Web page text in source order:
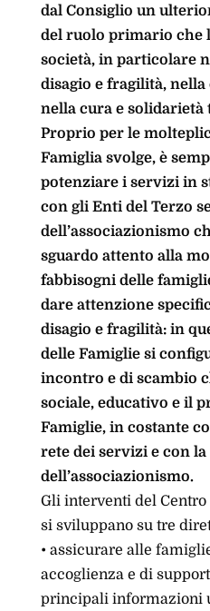
dal Consiglio un
del ruolo primario che
società, in particolare
disagio e fragilità,
nella cura e solidarietà
Proprio per le
Famiglia svolge, è
potenziare i servizi in
con gli Enti del Terzo
dell’associazionismo
sguardo attento alla
fabbisogni delle
dare attenzione
disagio e fragilità: in
delle Famiglie si
incontro e di scambio
sociale, educativo e il
Famiglie, in costante
rete dei servizi e con la
dell’associazionismo.
Gli interventi del Centro
si sviluppano su tre
• assicurare alle
accoglienza e di
principali informazioni